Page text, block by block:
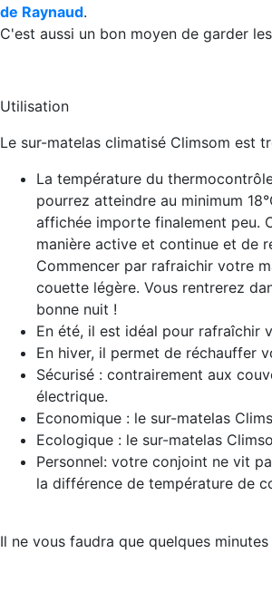
de Raynaud.
C'est aussi un bon moyen de garder
Utilisation
Le sur-matelas climatisé Climsom est
La température du
pourrez atteindre au minimum
affichée importe finalement peu.
manière active et continue et de
Commencer par rafraichir votre
couette légère. Vous rentrerez
bonne nuit !
En été, il est idéal pour rafraîchir
En hiver, il permet de réchauffer
Sécurisé : contrairement aux
électrique.
Economique : le sur-matelas
Ecologique : le sur-matelas
Personnel: votre conjoint ne vit
la différence de température de
Il ne vous faudra que quelques